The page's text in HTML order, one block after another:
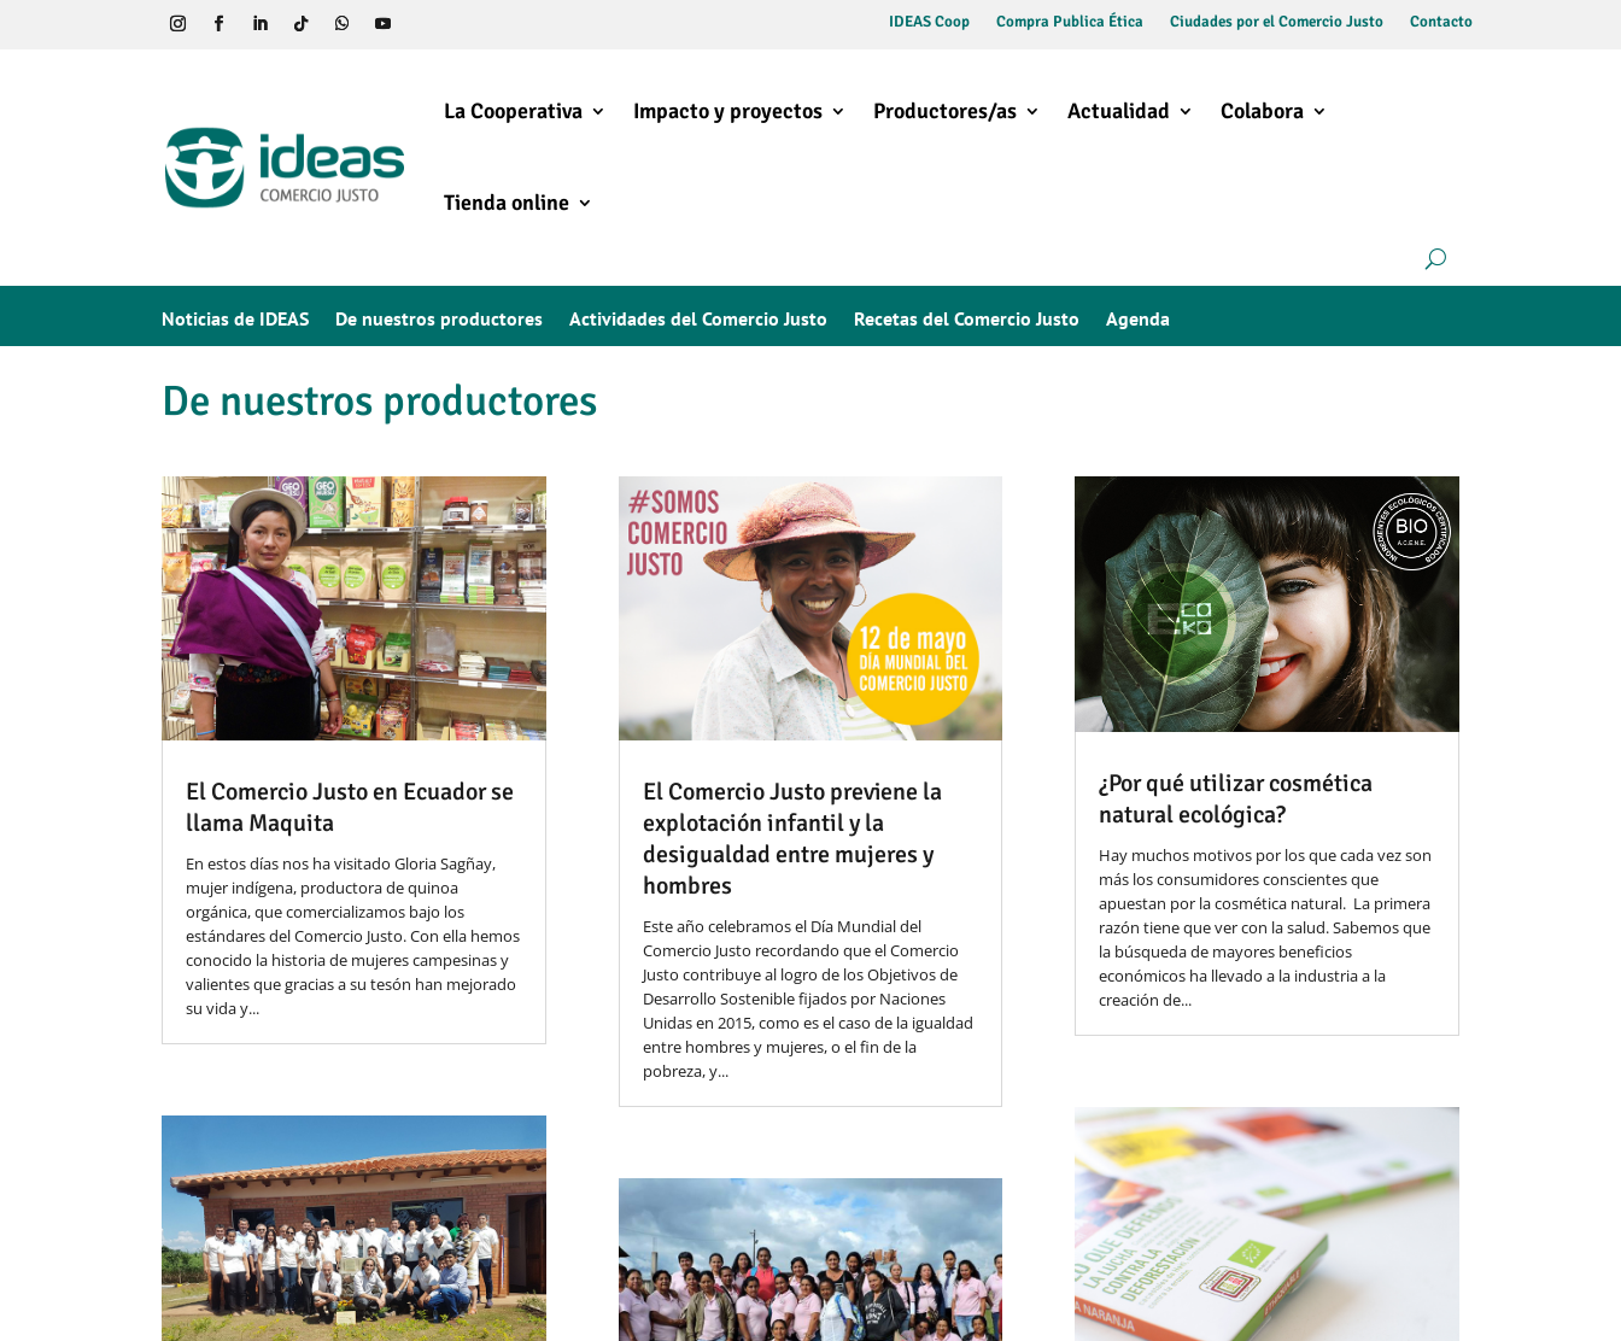
IDEAS Coop Compra Publica Ética Ciudades por el Comercio Justo Contacto
La Cooperativa Impacto y proyectos Productores/as Actualidad Colabora
Tienda online
Noticias de IDEAS De nuestros productores Actividades del Comercio Justo Recetas del Comercio Justo Agenda
De nuestros productores
El Comercio Justo en Ecuador se
llama Maquita
En estos días nos ha visitado Gloria Sagñay,
mujer indígena, productora de quinoa
orgánica, que comercializamos bajo los
estándares del Comercio Justo. Con ella hemos
conocido la historia de mujeres campesinas y
valientes que gracias a su tesón han mejorado
su vida y...
El Comercio Justo previene la
explotación infantil y la
desigualdad entre mujeres y
hombres
Este año celebramos el Día Mundial del
Comercio Justo recordando que el Comercio
Justo contribuye al logro de los Objetivos de
Desarrollo Sostenible fijados por Naciones
Unidas en 2015, como es el caso de la igualdad
entre hombres y mujeres, o el fin de la
pobreza, y...
¿Por qué utilizar cosmética
natural ecológica?
Hay muchos motivos por los que cada vez son
más los consumidores conscientes que
apuestan por la cosmética natural. La primera
razón tiene que ver con la salud. Sabemos que
la búsqueda de mayores beneficios
económicos ha llevado a la industria a la
creación de...